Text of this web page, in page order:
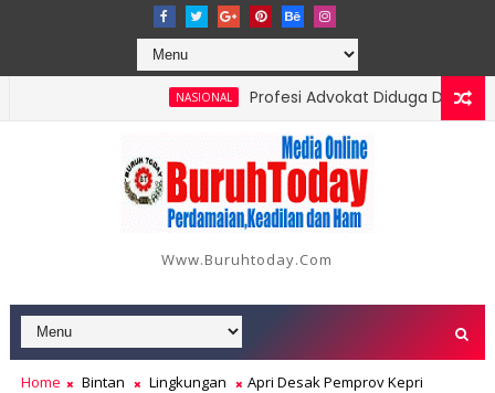
NASIONAL
Profesi Advokat Diduga Dilecehkan
18 Orang, Berikut Data dan Kronologinya
Www.buruhtoday.com
Home Bintan Lingkungan
Apri Desak Pemprov Kepri